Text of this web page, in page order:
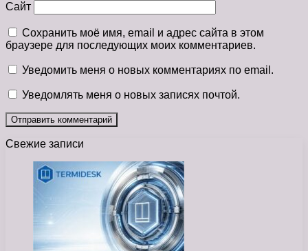
Сайт
Сохранить моё имя, email и адрес сайта в этом
браузере для последующих моих комментариев.
Уведомить меня о новых комментариях по email.
Уведомлять меня о новых записях почтой.
Свежие записи